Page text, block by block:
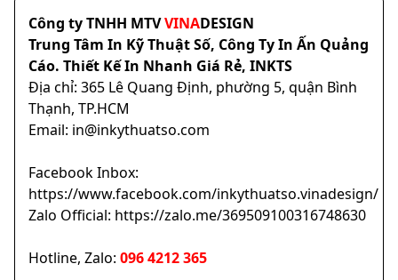
Công ty TNHH MTVVINADESIGN
Trung Tâm In Kỹ Thuật Số, Công Ty In Ấn Quảng
Cáo. Thiết Kế In Nhanh Giá Rẻ, INKTS
Địa chỉ: 365 Lê Quang Định, phường 5, quận Bình
Thạnh, TP.HCM
Email: in@inkythuatso.com
Facebook Inbox:
https://www.facebook.com/inkythuatso.vinadesign/
Zalo Official: https://zalo.me/369509100316748630
Hotline, Zalo: 096 4212 365